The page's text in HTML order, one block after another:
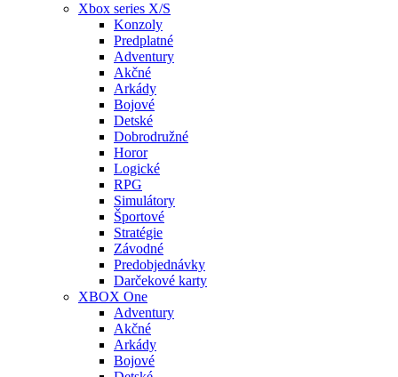
Xbox series X/S
Konzoly
Predplatné
Adventury
Akčné
Arkády
Bojové
Detské
Dobrodružné
Horor
Logické
RPG
Simulátory
Športové
Stratégie
Závodné
Predobjednávky
Darčekové karty
XBOX One
Adventury
Akčné
Arkády
Bojové